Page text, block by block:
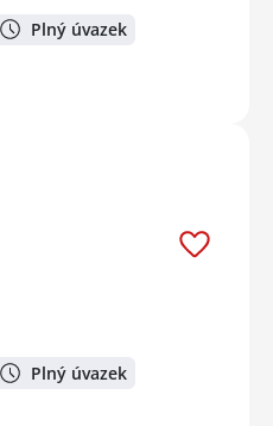
Plný úvazek
Plný úvazek